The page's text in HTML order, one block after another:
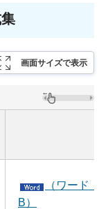
画面サイズで表示
（ワード：
B）